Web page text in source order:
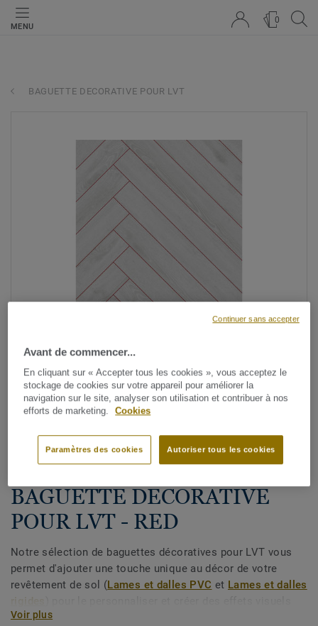
MENU
0
BAGUETTE DECORATIVE POUR LVT
Voir tous les décors (9)
BAGUETTE DECORATIVE
POUR LVT - RED
Notre sélection de baguettes décoratives pour LVT vous
permet d'ajouter une touche unique au décor de votre
revêtement de sol (Lames et dalles PVC et Lames et dalles
rigides
avec des contrastes de couleurs, mettre en valeur des
Voir plus
Avant de commencer...
En cliquant sur « Accepter tous les cookies », vous acceptez le
stockage de cookies sur votre appareil pour améliorer la
navigation sur le site, analyser son utilisation et contribuer à nos
efforts de marketing.
Cookies
Autoriser tous les cookies
Paramètres des cookies
Continuer sans accepter